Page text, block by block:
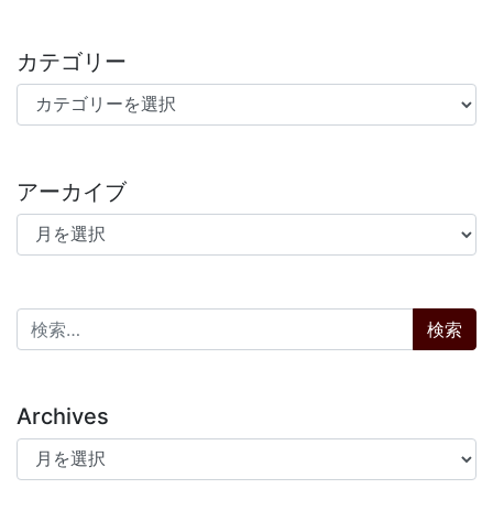
カテゴリー
カテゴリー
アーカイブ
アーカイブ
検索:
Archives
Archives